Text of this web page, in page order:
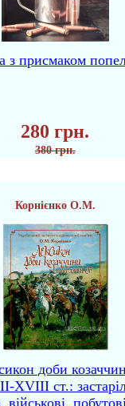
з присмаком
280 грн.
380 грн.
Корнієнко О.М.
доби
XVIII ст.:
військові,